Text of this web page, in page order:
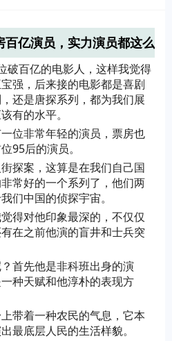
亿演员，实力演员都这么
破百亿的电影人，这样我觉得
强，后来接的电影都是喜剧
还是唐探系列，都为我们展
有的水平。
位非常年轻的演员，票房也
95后的演员。
探案，这算是在我们自己国
常好的一个系列了，他们两
们中国的侦探宇宙。
得对他印象最深的，不仅仅
在之前他演的盲井和士兵突
首先他是非科班出身的演
种天赋和他淳朴的表现方
带着一种农民的气息，它本
最底层人民的生活样貌。